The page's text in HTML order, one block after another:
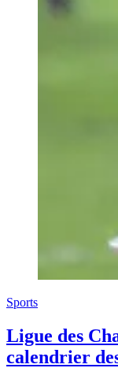
Sports
Ligue des
calendrier